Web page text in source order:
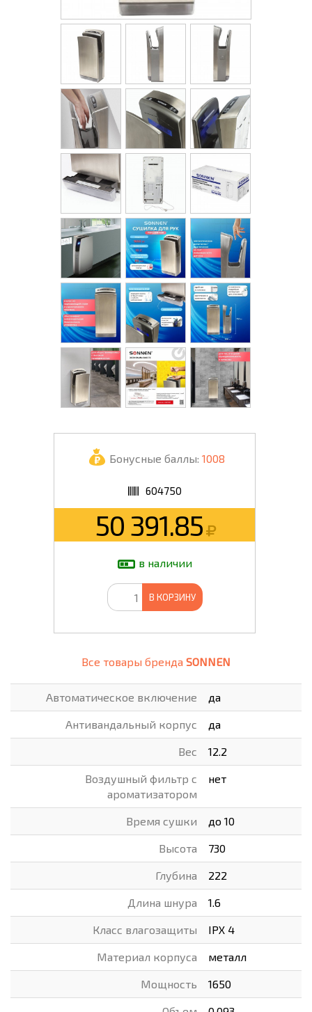
Бонусные баллы: 1008
604750
50 391.85
в наличии
В КОРЗИНУ
Все товары бренда SONNEN
Автоматическое включение да
Антивандальный корпус да
Вес 12.2
Воздушный фильтр с
ароматизатором
нет
Время сушки до 10
Высота 730
Глубина 222
Длина шнура 1.6
Класс влагозащиты IPX 4
Материал корпуса металл
Мощность 1650